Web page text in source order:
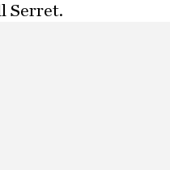
Serret.